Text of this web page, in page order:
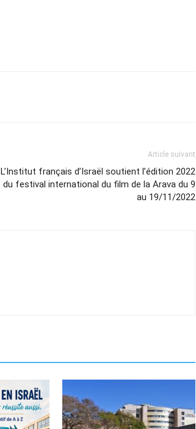
Article suivant
L’Institut français d’Israël soutient l’édition 2022
du festival international du film de la Arava du 9
au 19/11/2022